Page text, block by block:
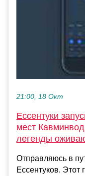
21:00, 18 Окт
Ессентуки
мест
легенды
Отправляюсь в
Ессентуков. Этот